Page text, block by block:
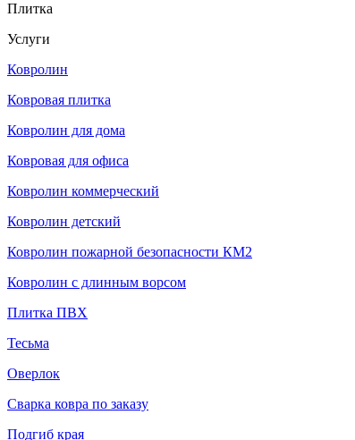
Плитка
Услуги
Ковролин
Ковровая плитка
Ковролин для дома
Ковровая для офиса
Ковролин коммерческий
Ковролин детский
Ковролин пожарной безопасности КМ2
Ковролин с длинным ворсом
Плитка ПВХ
Тесьма
Оверлок
Сварка ковра по заказу
Подгиб края